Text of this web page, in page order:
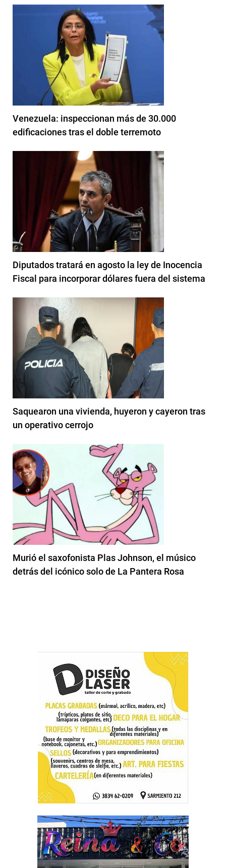
Venezuela: inspeccionan más de 30.000
edificaciones tras el doble terremoto
Diputados tratará en agosto la ley de Inocencia
Fiscal para incorporar dólares fuera del sistema
Saquearon una vivienda, huyeron y cayeron tras
un operativo cerrojo
Murió el saxofonista Plas Johnson, el músico
detrás del icónico solo de La Pantera Rosa